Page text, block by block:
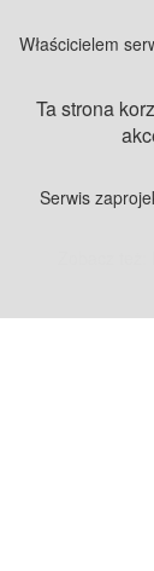
Właścicielem
Ta strona
Serwis